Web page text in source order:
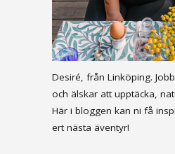
Desiré, från Linköping.
och älskar att upptäcka,
Här i bloggen kan ni få
ert nästa äventyr!